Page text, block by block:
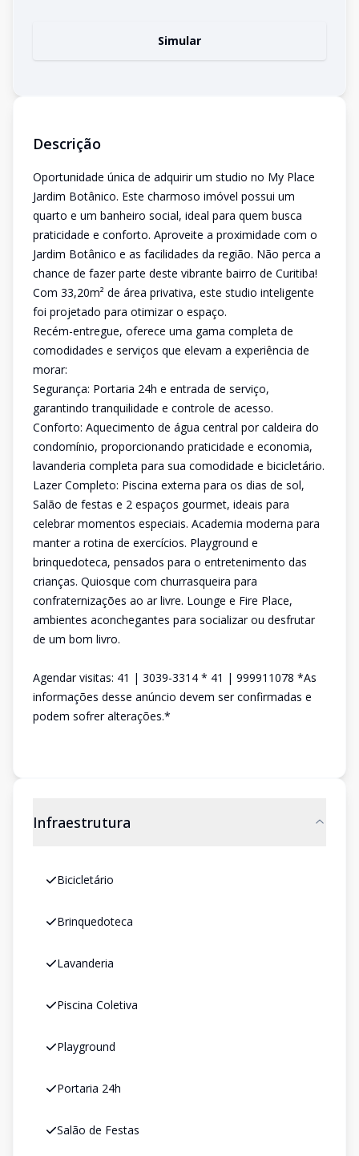
Simular
Descrição
Oportunidade única de adquirir um studio no My Place
Jardim Botânico. Este charmoso imóvel possui um
quarto e um banheiro social, ideal para quem busca
praticidade e conforto. Aproveite a proximidade com o
Jardim Botânico e as facilidades da região. Não perca a
chance de fazer parte deste vibrante bairro de Curitiba!
Com 33,20m² de área privativa, este studio inteligente
foi projetado para otimizar o espaço.
Recém-entregue, oferece uma gama completa de
comodidades e serviços que elevam a experiência de
morar:
Segurança: Portaria 24h e entrada de serviço,
garantindo tranquilidade e controle de acesso.
Conforto: Aquecimento de água central por caldeira do
condomínio, proporcionando praticidade e economia,
lavanderia completa para sua comodidade e bicicletário.
Lazer Completo: Piscina externa para os dias de sol,
Salão de festas e 2 espaços gourmet, ideais para
celebrar momentos especiais. Academia moderna para
manter a rotina de exercícios. Playground e
brinquedoteca, pensados para o entretenimento das
crianças. Quiosque com churrasqueira para
confraternizações ao ar livre. Lounge e Fire Place,
ambientes aconchegantes para socializar ou desfrutar
de um bom livro.
Agendar visitas: 41 | 3039-3314 * 41 | 999911078 *As
informações desse anúncio devem ser confirmadas e
podem sofrer alterações.*
Infraestrutura
Bicicletário
Brinquedoteca
Lavanderia
Piscina Coletiva
Playground
Portaria 24h
Salão de Festas